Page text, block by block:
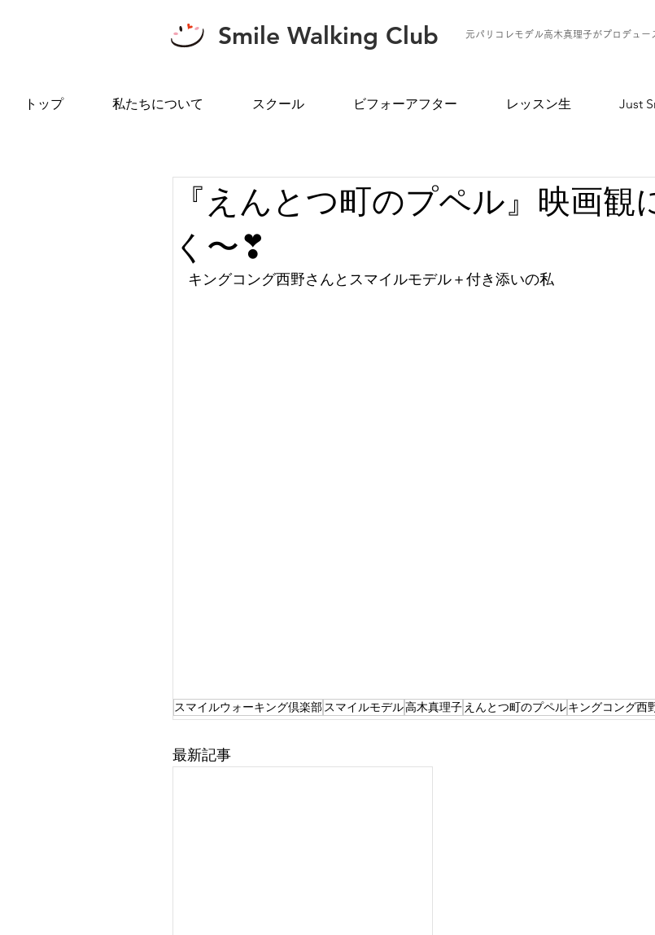
Smile Walking Club 元パリコレモデル高木真理子がプロデュー
トップ 私たちについて スクール ビフォーアフター レッスン生 Just
『えんとつ町のプペル』映画観
く〜❣
キングコング西野さんとスマイルモデル＋付き添いの私
スマイルウォーキング倶楽部 スマイルモデル高木真理子 えんとつ町のプペルキングコング西
最新記事